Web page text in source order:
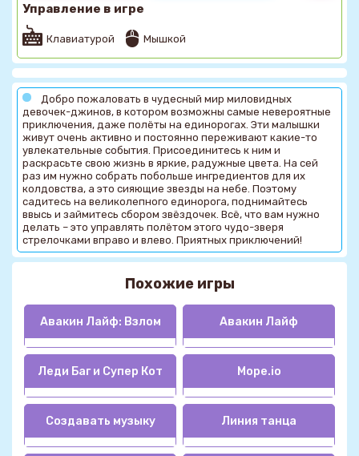
Управление в игре
Клавиатурой Мышкой
Добро пожаловать в чудесный мир миловидных
девочек-джинов, в котором возможны самые невероятные
приключения, даже полёты на единорогах. Эти малышки
живут очень активно и постоянно переживают какие-то
увлекательные события. Присоединитесь к ним и
раскрасьте свою жизнь в яркие, радужные цвета. На сей
раз им нужно собрать побольше ингредиентов для их
колдовства, а это сияющие звезды на небе. Поэтому
садитесь на великолепного единорога, поднимайтесь
ввысь и займитесь сбором звёздочек. Всё, что вам нужно
делать – это управлять полётом этого чудо-зверя
стрелочками вправо и влево. Приятных приключений!
Похожие игры
Авакин Лайф: Взлом Авакин Лайф
Леди Баг и Супер Кот Mope.io
Создавать музыку Линия танца